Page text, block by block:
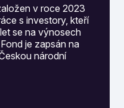
v roce 2023
s investory, kteří
se na výnosech
je zapsán na
národní